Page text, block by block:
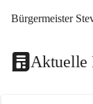
Bürgermeister
Aktuelle